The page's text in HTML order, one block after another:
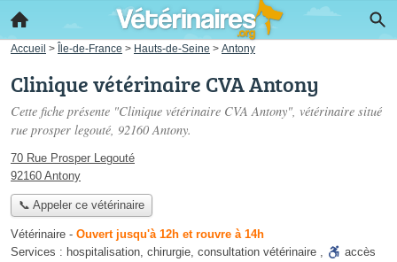
Accueil > Île-de-France > Hauts-de-Seine > Antony
Clinique vétérinaire CVA Antony
Cette fiche présente "Clinique vétérinaire CVA Antony", vétérinaire situé
rue prosper legouté, 92160 Antony.
70 Rue Prosper Legouté
92160 Antony
📞 Appeler ce vétérinaire
Vétérinaire - Ouvert jusqu'à 12h et rouvre à 14h
Services : hospitalisation, chirurgie, consultation vétérinaire ,
accès